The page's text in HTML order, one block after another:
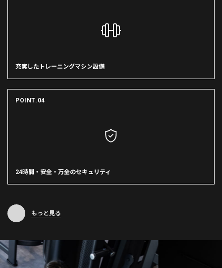
充実したトレーニングマシン設備
POINT.04
24時間・安全・万全のセキュリティ
もっと見る